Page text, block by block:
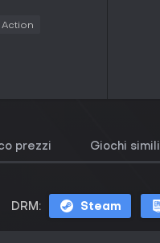
Action
prezzi Giochi simili
DRM: Steam